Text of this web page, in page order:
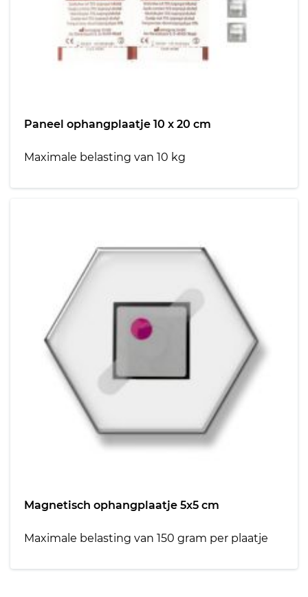
Paneel ophangplaatje 10 x 20 cm
Maximale belasting van 10 kg
Magnetisch ophangplaatje 5x5 cm
Maximale belasting van 150 gram per plaatje